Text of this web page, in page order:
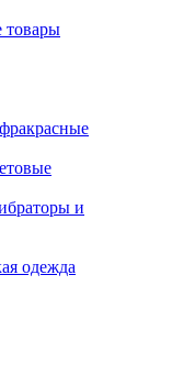
товары
и
одежда